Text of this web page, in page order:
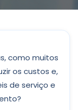
como muitos
os custos e,
de serviço e